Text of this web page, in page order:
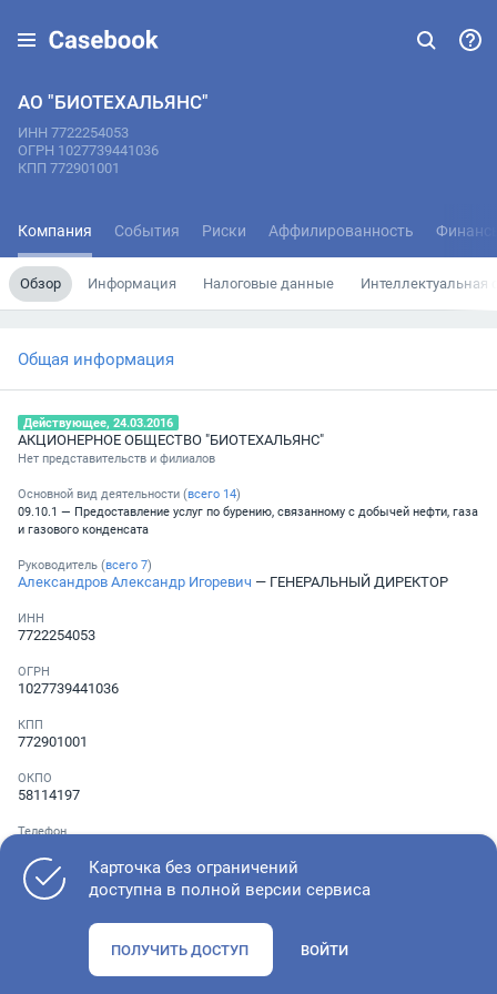
АО "БИОТЕХАЛЬЯНС"
ИНН 7722254053
ОГРН 1027739441036
КПП 772901001
Компания События Риски Аффилированность
Обзор Информация Налоговые данные Интеллектуальная
Общая информация
Действующее, 24.03.2016
АКЦИОНЕРНОЕ ОБЩЕСТВО "БИОТЕХАЛЬЯНС"
Нет представительств и филиалов
Основной вид деятельности (всего 14)
09.10.1 — Предоставление услуг по бурению, связанному с добычей нефти, газа
и газового конденсата
Руководитель (всего 7)
Александров Александр Игоревич — ГЕНЕРАЛЬНЫЙ ДИРЕКТОР
ИНН
7722254053
ОГРН
1027739441036
КПП
772901001
ОКПО
58114197
Телефон
Как оценить состояние компании
Карточка без ограничений
доступна в полной версии сервиса
ПОЛУЧИТЬ ДОСТУП ВОЙТИ